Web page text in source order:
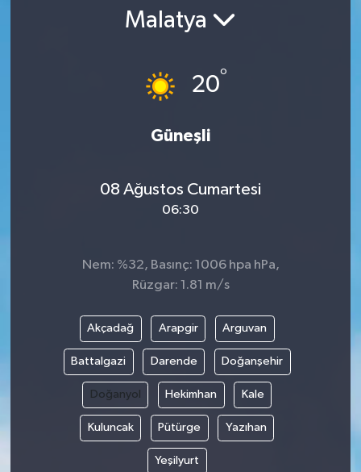
Malatya
20°
Güneşli
08 Ağustos Cumartesi
06:30
Nem: %32, Basınç: 1006 hpa hPa,
Rüzgar: 1.81 m/s
Akçadağ Arapgir Arguvan
Battalgazi Darende Doğanşehir
Doğanyol Hekimhan Kale
Kuluncak Pütürge Yazıhan
Yeşilyurt